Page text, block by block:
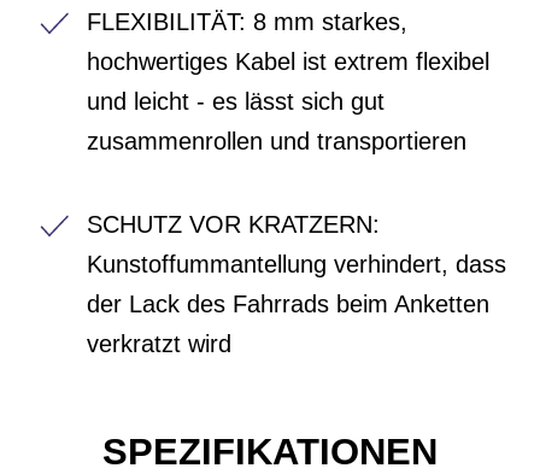
FLEXIBILITÄT: 8 mm starkes,
hochwertiges Kabel ist extrem flexibel
und leicht - es lässt sich gut
zusammenrollen und transportieren
SCHUTZ VOR KRATZERN:
Kunstoffummantellung verhindert, dass
der Lack des Fahrrads beim Anketten
verkratzt wird
SPEZIFIKATIONEN